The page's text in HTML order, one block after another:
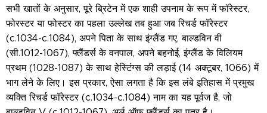
सभी खातों के अनुसार, पूरे ब्रिटेन में एक शाही उपनाम के रूप में फॉरेस्टर,
फोरस्टर या फोस्टर का पहला उल्लेख तब हुआ जब रिचर्ड फॉरेस्टर
(c.1034-c.1084), अपने पिता के साथ इंग्लैंड गए, बाल्डविन वी
(सी.1012-1067), फ्लैंडर्स के वनपाल, अपने बहनोई, इंग्लैंड के विलियम
प्रथम (1028-1087) के साथ हेस्टिंग्स की लड़ाई (14 अक्टूबर, 1066) में
भाग लेने के लिए। इस प्रकार, ऐसा लगता है कि इस लंबे इतिहास में प्रमुख
व्यक्ति रिचर्ड फॉरेस्टर (c.1034-c.1084) नाम का यह पूर्वज है, जो